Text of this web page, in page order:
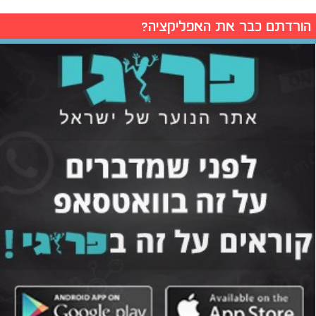
הורדתם כבר את האפליקציה?